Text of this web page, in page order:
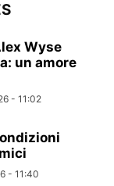
Wyse
un amore
- 11:02
- 11:40